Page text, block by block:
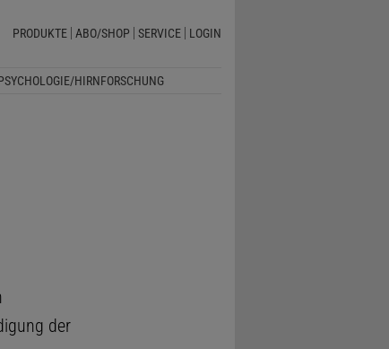
PRODUKTE ABO/SHOP SERVICE LOGIN
HIRNFORSCHUNG
der